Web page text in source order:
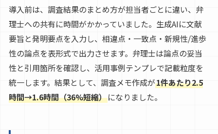
導入前は、調査結果のまとめ方が担当者ごとに違い、弁
理士への共有に時間がかかっていました。生成AIに文献
要旨と発明要点を入力し、相違点・一致点・新規性/進歩
性の論点を表形式で出力させます。弁理士は論点の妥当
性と引用箇所を確認し、活用事例テンプレで記載粒度を
統一します。結果として、調査メモ作成が1件あたり2.5
時間→1.6時間（36%短縮）になりました。